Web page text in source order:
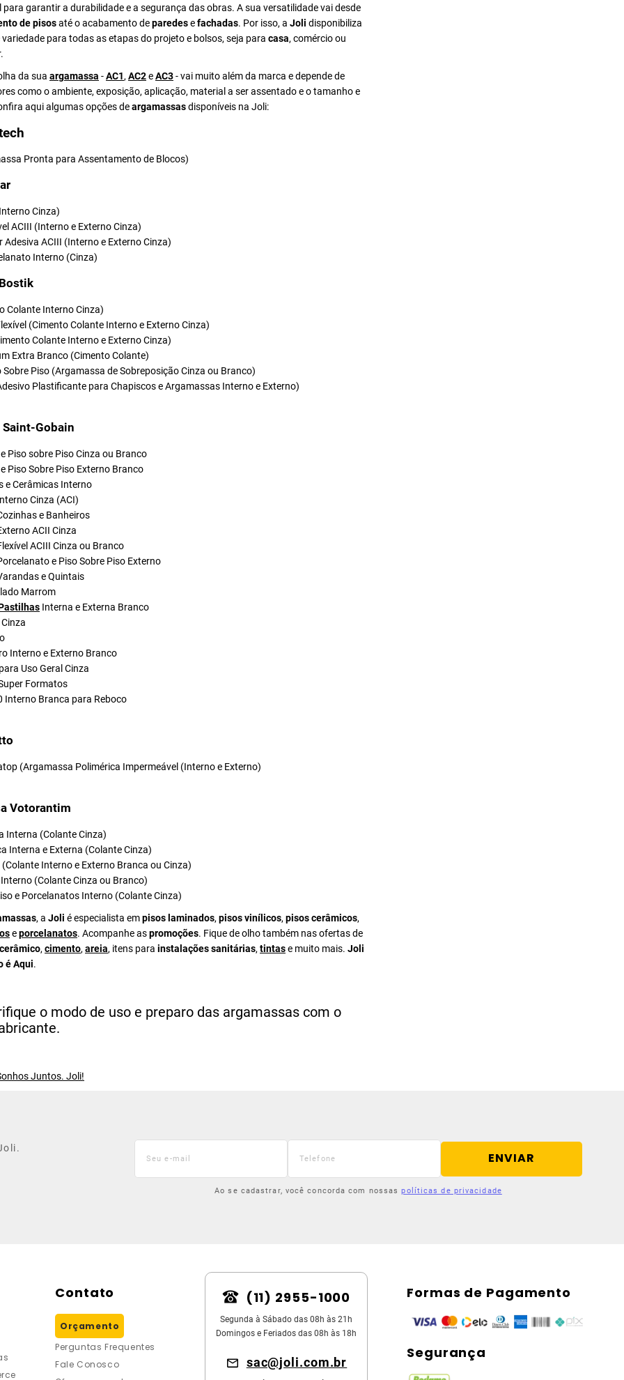
garantir a durabilidade e a segurança das obras. A sua versatilidade vai desde
de pisosaté o acabamento deparedesefachadas. Por isso, a Joli disponibiliza
para todas as etapas do projeto e bolsos, seja para casa, comércio ou
da sua argamassa -AC1,AC2eAC3- vai muito além da marca e depende de
como o ambiente, exposição, aplicação, material a ser assentado e o tamanho e
aqui algumas opções deargamassasdisponíveis na Joli:
Pronta para Assentamento de Blocos)
Cinza)
ACIII (Interno e Externo Cinza)
Adesiva ACIII (Interno e Externo Cinza)
Interno (Cinza)
Colante Interno Cinza)
(Cimento Colante Interno e Externo Cinza)
Colante Interno e Externo Cinza)
Extra Branco (Cimento Colante)
Sobre Piso (Argamassa de Sobreposição Cinza ou Branco)
Plastificante para Chapiscos e Argamassas Interno e Externo)
Gobain
Piso sobre Piso Cinza ou Branco
Piso Sobre Piso Externo Branco
e Cerâmicas Interno
Cinza (ACI)
e Banheiros
ACII Cinza
ACIII Cinza ou Branco
e Piso Sobre Piso Externo
e Quintais
Marrom
Interna e Externa Branco
Interno e Externo Branco
Uso Geral Cinza
Formatos
Interno Branca para Reboco
(Argamassa Polimérica Impermeável (Interno e Externo)
Votorantim
Interna (Colante Cinza)
Interna e Externa (Colante Cinza)
(Colante Interno e Externo Branca ou Cinza)
(Colante Cinza ou Branco)
e Porcelanatos Interno (Colante Cinza)
, a Joli é especialista empisos laminados, pisos vinílicos, pisos cerâmicos,
eporcelanatos. Acompanhe aspromoções. Fique de olho também nas ofertas de
, cimento, areia, itens para instalações sanitárias, tintase muito mais. Joli
é Aqui.
o modo de uso e preparo das argamassas com o
Juntos. Joli!
ENVIAR
Ao se cadastrar, você concorda com nossas políticas de privacidade
Contato
Orçamento
Perguntas Frequentes
Fale Conosco
(11) 2955-1000
Segunda à Sábado das 08h às 21h
Domingos e Feriados das 08h às 18h
sac@joli.com.br
Formas de Pagamento
Segurança